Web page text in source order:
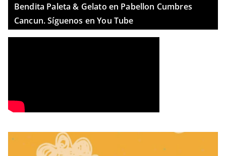
Bendita Paleta & Gelato en Pabellon Cumbres
Cancun. Síguenos en You Tube